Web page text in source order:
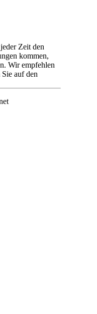
Zeit den
kommen,
Wir empfehlen
auf den